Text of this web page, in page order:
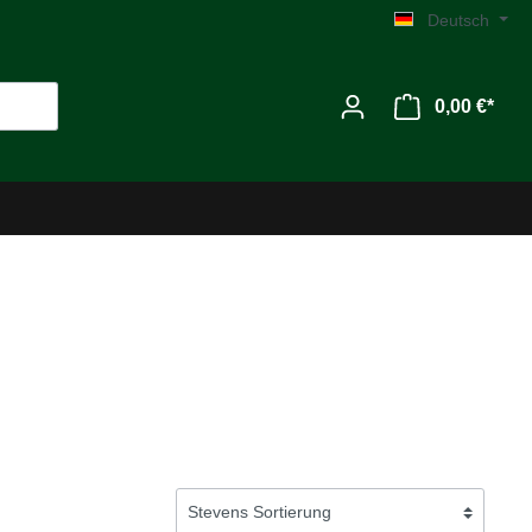
Deutsch
0,00 €*
MG C